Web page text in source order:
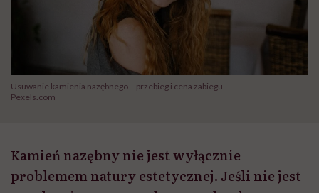
Usuwanie kamienia nazębnego – przebieg i cena zabiegu
Pexels.com
Kamień nazębny nie jest wyłącznie
problemem natury estetycznej. Jeśli nie jest